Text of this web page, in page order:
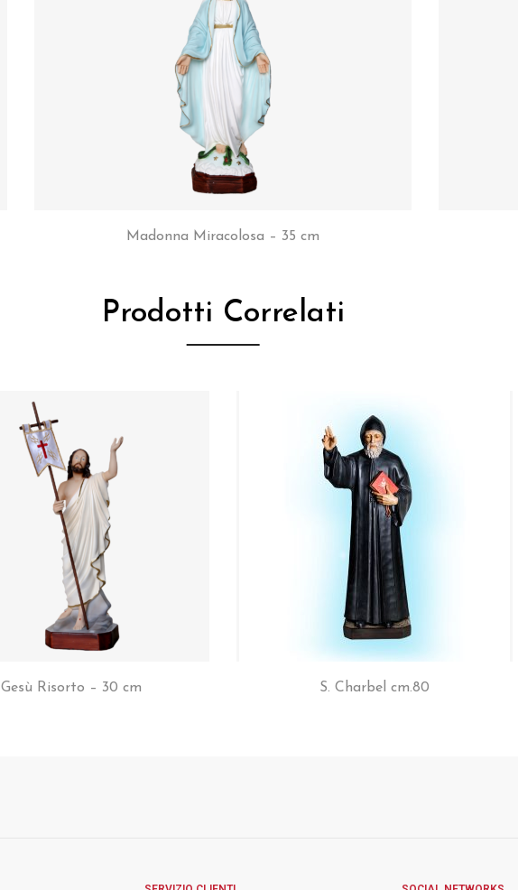
Madonna Miracolosa – 35 cm
Prodotti Correlati
Gesù Risorto – 30 cm S. Charbel cm.80